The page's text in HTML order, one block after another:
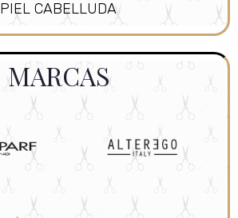
CABELLUDA
MARCAS